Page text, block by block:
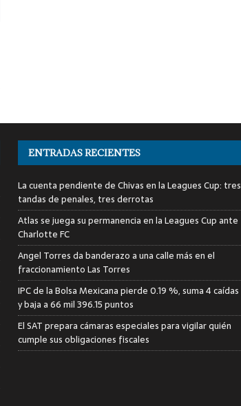
ENTRADAS RECIENTES
La cuenta pendiente de Chivas en la Leagues Cup: tres
tandas de penales, tres derrotas
Atlas se juega su permanencia en la Leagues Cup ante
Charlotte FC
Angel Torres da banderazo a una calle más en el
fraccionamiento Las Torres
IPC de la Bolsa Mexicana pierde 0.19 %, suma 4 caídas
y baja a 66 mil 396.15 puntos
El SAT prepara cámaras especiales para vigilar quién
cumple sus obligaciones fiscales